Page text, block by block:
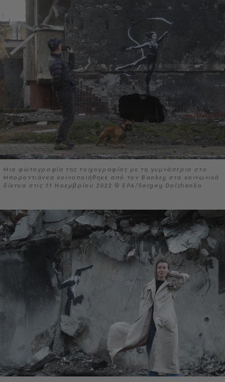
Μια φωτογραφία της τοιχογραφίας με τη γυμνάστρια στο
Μποροντιάνκα κοινοποιήθηκε από τον Banksy στα κοινωνικά
δίκτυα στις 11 Νοεμβρίου 2022 © EPA/Sergey Dolzhenko